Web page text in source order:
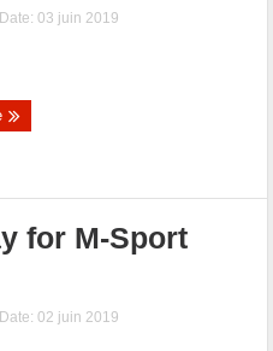
Date: 03 juin 2019
for M-Sport
Date: 02 juin 2019